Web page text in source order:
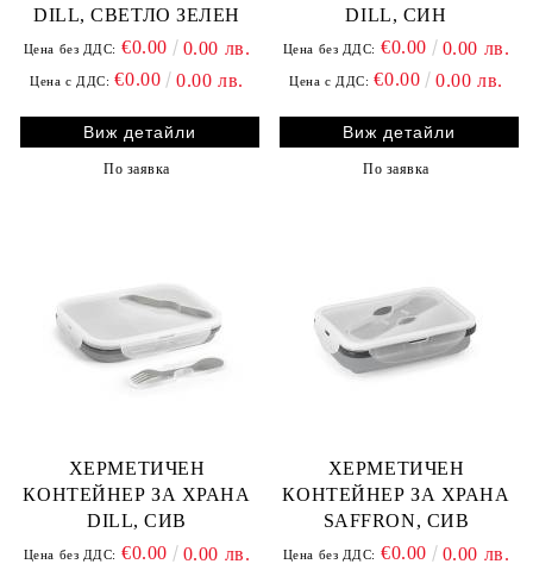
DILL, СВЕТЛО ЗЕЛЕН
Цена без ДДС: €0.00 0.00 лв.
Цена с ДДС: €0.00 0.00 лв.
Виж детайли
По заявка
DILL, СИН
Цена без ДДС: €0.00 0.00 лв.
Цена с ДДС: €0.00 0.00 лв.
Виж детайли
По заявка
ХЕРМЕТИЧЕН
КОНТЕЙНЕР ЗА ХРАНА
DILL, СИВ
Цена без ДДС: €0.00 0.00 лв.
ХЕРМЕТИЧЕН
КОНТЕЙНЕР ЗА ХРАНА
SAFFRON, СИВ
Цена без ДДС: €0.00 0.00 лв.